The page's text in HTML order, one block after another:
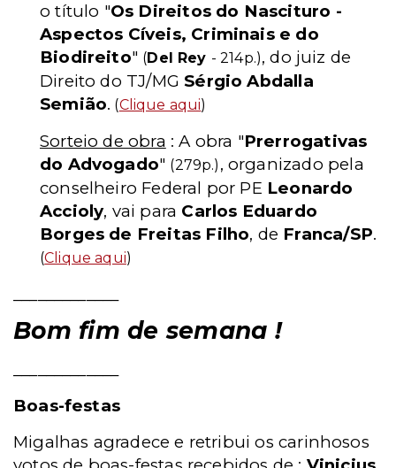
o título "Os Direitos do Nascituro -
Aspectos Cíveis, Criminais e do
Biodireito" (Del Rey - 214p.), do juiz de
Direito do TJ/MGSérgio Abdalla
Semião. (Clique aqui)
Sorteio de obra : A obra "Prerrogativas
do Advogado" (279p.) , organizado pela
conselheiro Federal por PE Leonardo
Accioly, vai para Carlos Eduardo
Borges de Freitas Filho, de Franca/SP.
(Clique aqui)
Bom fim de semana !
Boas-festas
Migalhas agradece e retribui os carinhosos